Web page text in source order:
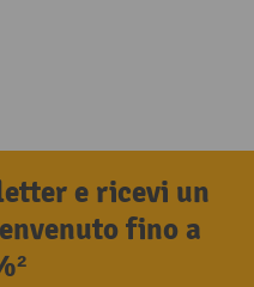
e ricevi un
fino a